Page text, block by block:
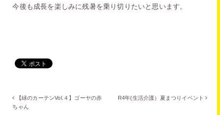
今後も成長を楽しみに残暑を乗り切りたいと思います。
【緑のカーテンVol.４】ゴーヤの赤
ちゃん
R4年(生活介護）夏まつりイベント